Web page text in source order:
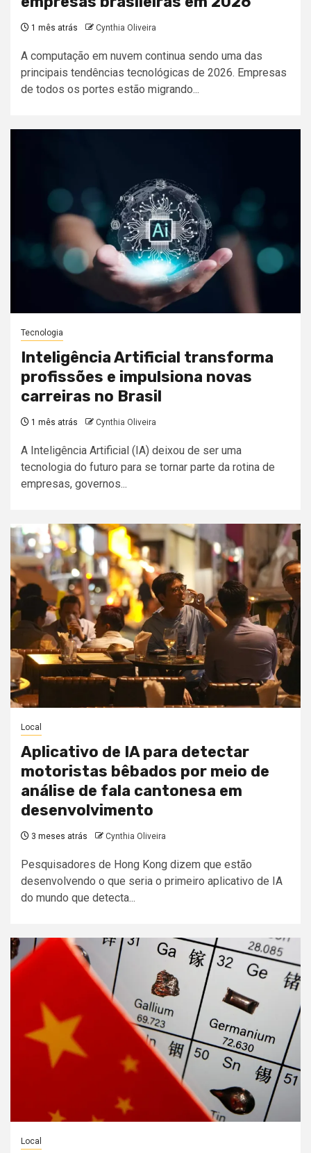
1 mês atrás Cynthia Oliveira
A computação em nuvem continua sendo uma das
principais tendências tecnológicas de 2026. Empresas
de todos os portes estão migrando...
Tecnologia
Inteligência Artificial transforma
profissões e impulsiona novas
carreiras no Brasil
1 mês atrás Cynthia Oliveira
A Inteligência Artificial (IA) deixou de ser uma
tecnologia do futuro para se tornar parte da rotina de
empresas, governos...
Local
Aplicativo de IA para detectar
motoristas bêbados por meio de
análise de fala cantonesa em
desenvolvimento
3 meses atrás Cynthia Oliveira
Pesquisadores de Hong Kong dizem que estão
desenvolvendo o que seria o primeiro aplicativo de IA
do mundo que detecta...
Local